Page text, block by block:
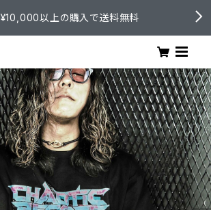
¥10,000以上の購入で送料無料